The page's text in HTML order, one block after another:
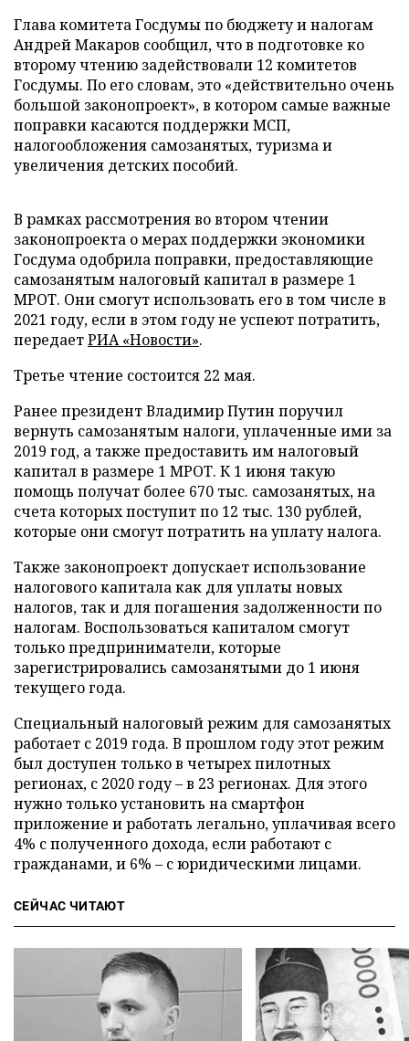
Глава комитета Госдумы по бюджету и налогам
Андрей Макаров сообщил, что в подготовке ко
второму чтению задействовали 12 комитетов
Госдумы. По его словам, это «действительно очень
большой законопроект», в котором самые важные
поправки касаются поддержки МСП,
налогообложения самозанятых, туризма и
увеличения детских пособий.
В рамках рассмотрения во втором чтении
законопроекта о мерах поддержки экономики
Госдума одобрила поправки, предоставляющие
самозанятым налоговый капитал в размере 1
МРОТ. Они смогут использовать его в том числе в
2021 году, если в этом году не успеют потратить,
передаетРИА «Новости».
Третье чтение состоится 22 мая.
Ранее президент Владимир Путин поручил
вернуть самозанятым налоги, уплаченные ими за
2019 год, а также предоставить им налоговый
капитал в размере 1 МРОТ. К 1 июня такую
помощь получат более 670 тыс. самозанятых, на
счета которых поступит по 12 тыс. 130 рублей,
которые они смогут потратить на уплату налога.
Также законопроект допускает использование
налогового капитала как для уплаты новых
налогов, так и для погашения задолженности по
налогам. Воспользоваться капиталом смогут
только предприниматели, которые
зарегистрировались самозанятыми до 1 июня
текущего года.
Специальный налоговый режим для самозанятых
работает с 2019 года. В прошлом году этот режим
был доступен только в четырех пилотных
регионах, с 2020 году – в 23 регионах. Для этого
нужно только установить на смартфон
приложение и работать легально, уплачивая всего
4% с полученного дохода, если работают с
гражданами, и 6% – с юридическими лицами.
СЕЙЧАС ЧИТАЮТ